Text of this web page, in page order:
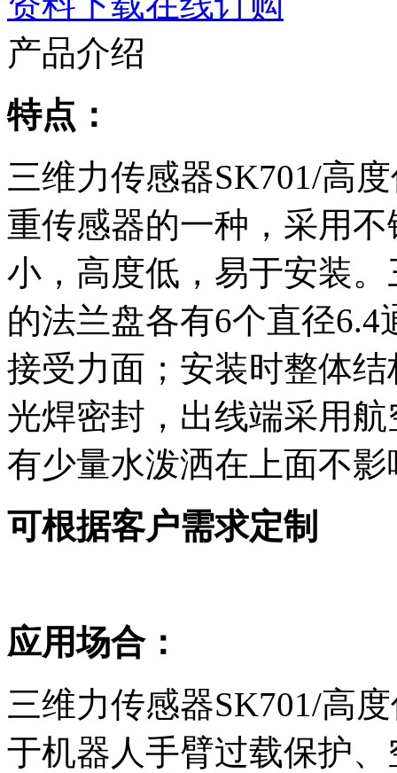
产品介绍
特点：
三维力传感器SK701/高
重传感器的一种，采用
小，高度低，易于安装
的法兰盘各有6个直径
接受力面；安装时整体
光焊密封，出线端采用
有少量水泼洒在上面不
可根据客户需求定制
应用场合：
三维力传感器SK701/高
于机器人手臂过载保护